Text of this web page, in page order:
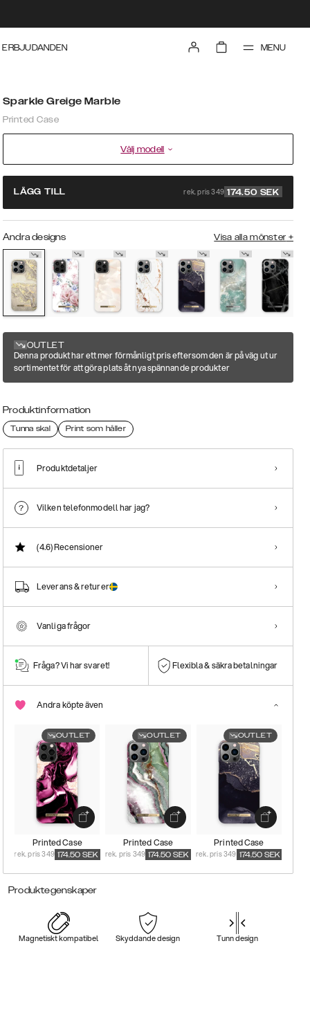
ERBJUDANDEN MENU
Sparkle Greige Marble
Printed Case
Välj modell
LÄGG TILL rek. pris 349 174.50 SEK
Andra designs Visa alla mönster +
OUTLET
Denna produkt har ett mer förmånligt pris eftersom den är på väg ut ur
sortimentet för att göra plats åt nya spännande produkter
Produktinformation
Tunna skal Print som håller
Produktdetaljer
Vilken telefonmodell har jag?
(4.6)Recensioner
Leverans & returer
Vanliga frågor
Fråga? Vi har svaret! Flexibla & säkra betalningar
Andra köpte även
OUTLET
Printed Case
rek. pris 349 174.50 SEK
OUTLET
Printed Case
rek. pris 349 174.50 SEK
OUTLET
Printed Case
rek. pris 349 174.50 SEK
Produktegenskaper
Magnetiskt kompatibel Skyddande design Tunn design